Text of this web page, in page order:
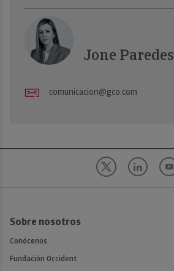
Jone Paredes
comunicacion@gco.com
Sobre nosotros
Conócenos
Fundación Occident